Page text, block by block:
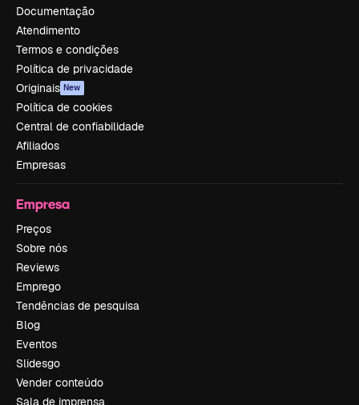
Documentação
Atendimento
Termos e condições
Política de privacidade
Originais New
Política de cookies
Central de confiabilidade
Afiliados
Empresas
Empresa
Preços
Sobre nós
Reviews
Emprego
Tendências de pesquisa
Blog
Eventos
Slidesgo
Vender conteúdo
Sala de imprensa